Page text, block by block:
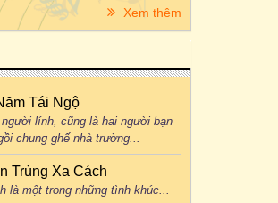
Xem thêm
Tái Ngộ
lính, cũng là hai người bạn
chung ghế nhà trường...
Trùng Xa Cách
là một trong những tình khúc...